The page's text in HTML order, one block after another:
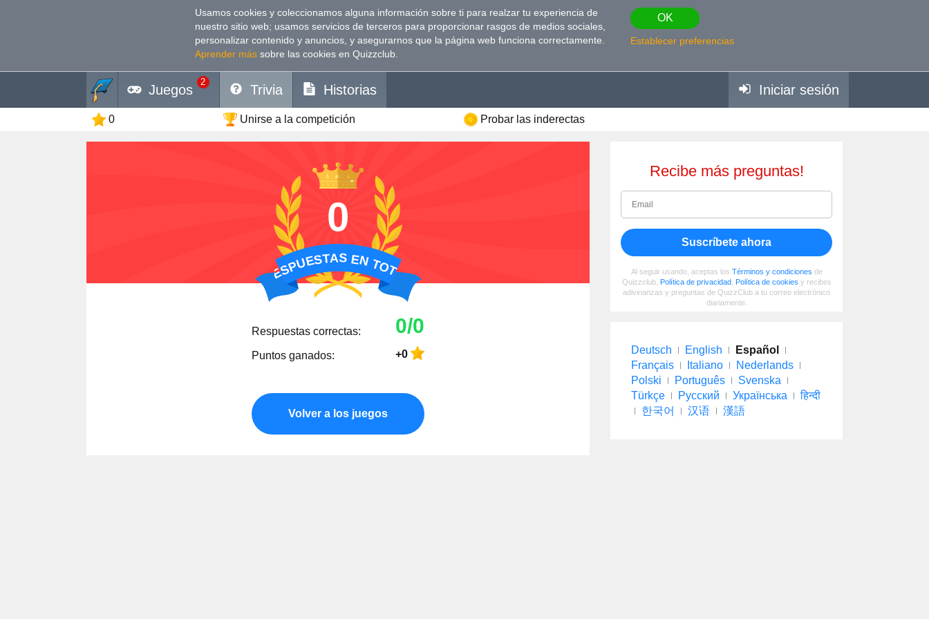
Usamos cookies y coleccionamos alguna información sobre ti para realzar tu experiencia de
nuestro sitio web; usamos servicios de terceros para proporcionar rasgos de medios sociales,
personalizar contenido y anuncios, y asegurarnos que la página web funciona correctamente.
Aprender más sobre las cookies en Quizzclub.
OK
Establecer preferencias
Juegos
2
Trivia Historias Iniciar sesión
0 Unirse a la competición Probar las inderectas
0
RESPUESTAS EN TOTAL
Respuestas correctas: 0/0
Puntos ganados: +0
Volver a los juegos
Recibe más preguntas!
Suscríbete ahora
Al seguir usando, aceptas los Términos y condiciones de
Quizzclub, Política de privacidad, Política de cookies y recibes
adivinanzas y preguntas de QuizzClub a tu correo electrónico
diariamente.
Deutsch English
Español
Français
Italiano
Nederlands
Polski
Português
Svenska
Türkçe
Русский Українська
हिन्दी
한국어
汉语 漢語